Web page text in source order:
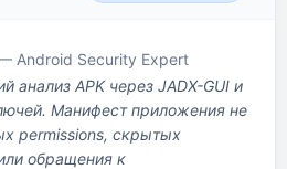
Android Security Expert
анализ APK через JADX-GUI и
Манифест приложения не
permissions, скрытых
обращения к